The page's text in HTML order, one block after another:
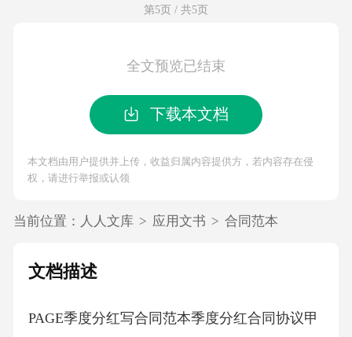
第5页 / 共5页
全文预览已结束
下载本文档
本文档由用户提供并上传，收益归属内容提供方，若内容存在侵
权，请进行举报或认领
当前位置： 人人文库 > 应用文书 > 合同范本
文档描述
PAGE季度分红写合同范本 季度分红合同协议甲